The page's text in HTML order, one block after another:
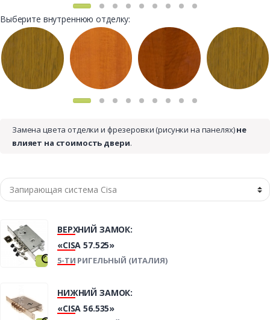
Выберите внутреннюю отделку:
Замена цвета отделки и фрезеровки (рисунки на панелях)не
влияет на стоимость двери.
ВЕРХНИЙ ЗАМОК:
«CISA 57.525»
5-ТИ РИГЕЛЬНЫЙ (ИТАЛИЯ)
НИЖНИЙ ЗАМОК:
«CISA 56.535»